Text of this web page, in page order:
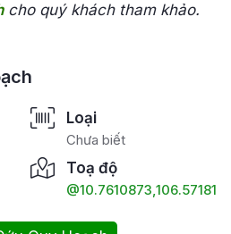
cho quý khách tham khảo.
Loại
Chưa biết
Toạ độ